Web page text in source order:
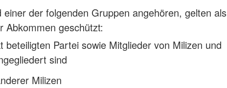
der folgenden Gruppen angehören, gelten als
Abkommen geschützt:
Partei sowie Mitglieder von Milizen und
sind
Milizen